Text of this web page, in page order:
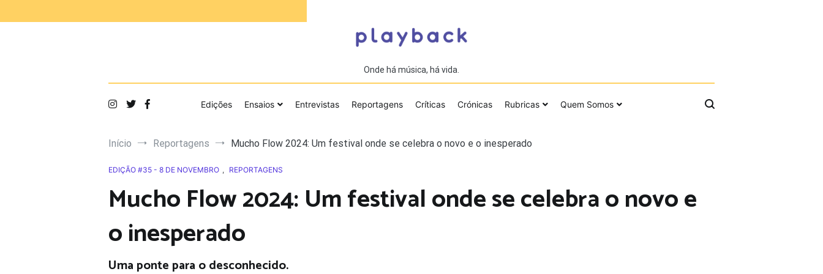
Onde há música, há vida.
Edições Ensaios Entrevistas Reportagens Críticas Crónicas Rubricas Quem Somos
Início Reportagens Mucho Flow 2024: Um festival onde se celebra o novo e o inesperado
EDIÇÃO #35 - 8 DE NOVEMBRO , REPORTAGENS
Mucho Flow 2024: Um festival onde se celebra o novo e
o inesperado
Uma ponte para o desconhecido.